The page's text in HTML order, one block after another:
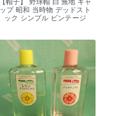
ップ 昭和 当時物 デッドスト
ック シンプル ビンテージ